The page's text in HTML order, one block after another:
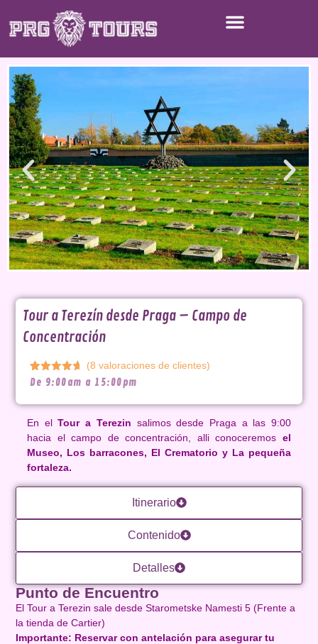
Tour a Terezín desde Praga – Campo de
Concentración
Valorado
base a
8
valoraciones
de
clientes
(8 valoraciones de clientes)
De 9:00am a 15:00pm
En elTour a Terezin salimos desde Praga a las 9:00
hacia el campo de concentración, alli conoceremos el
Museo, Los barracones, El Crematorio y La pequeña
fortaleza.
Itinerario
Contenido
Detalles
Punto de Encuentro
El Tour a Terezin sale desde Starometske Namesti 5 (Frente a
la tienda de Cartier)
Importante: Reservar con antelación para asegurar tu